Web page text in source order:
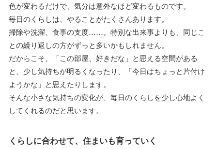
色が変わるだけで、気分は意外なほど変わるものです。
毎日のくらしは、やることがたくさんあります。
掃除や洗濯、食事の支度……。特別な出来事よりも、同じこ
との繰り返しの方がずっと多いかもしれません。
だからこそ、「この部屋、好きだな」と思える空間がある
と、少し気持ちが明るくなったり、「今日はちょっと片付け
ようかな」と思えたりします。
そんな小さな気持ちの変化が、毎日のくらしを少し心地よく
してくれるのだと思います。
くらしに合わせて、住まいも育っていく